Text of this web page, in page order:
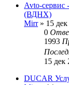
Avto-сервис
(ВДНХ)
Mirr» 15
0
1993
15 дек
DUCAR